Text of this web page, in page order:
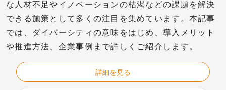
な人材不足やイノベーションの枯渇などの課題を解決
できる施策として多くの注目を集めています。本記事
では、ダイバーシティの意味をはじめ、導入メリット
や推進方法、企業事例まで詳しくご紹介します。
詳細を見る